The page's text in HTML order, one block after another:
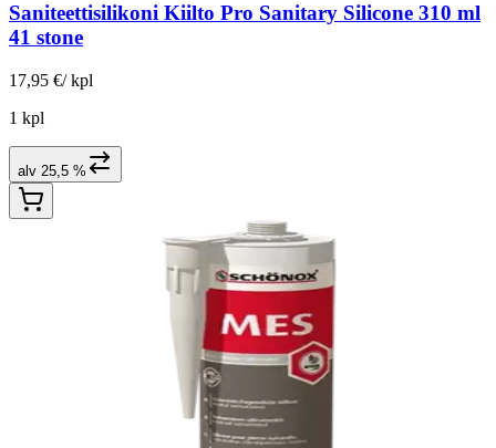
Saniteettisilikoni Kiilto Pro Sanitary Silicone 310 ml
41 stone
17,95 €/ kpl
1 kpl
alv 25,5 %